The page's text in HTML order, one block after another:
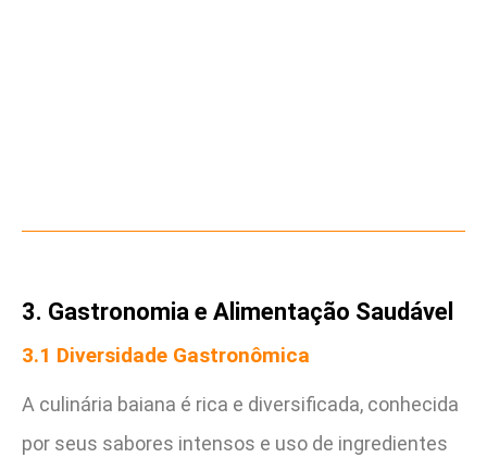
3. Gastronomia e Alimentação Saudável
3.1 Diversidade Gastronômica
A culinária baiana é rica e diversificada, conhecida
por seus sabores intensos e uso de ingredientes